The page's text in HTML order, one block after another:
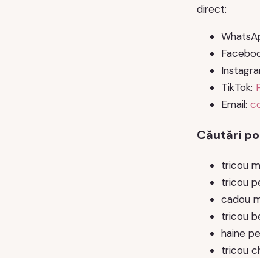
direct:
TikTok:
Email:
Căutări
tricou
tricou
cadou
tricou
haine
tricou